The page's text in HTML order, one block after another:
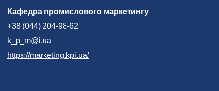
Кафедра промислового маркетингу
+38 (044) 204-98-62
k_p_m@i.ua
https://marketing.kpi.ua/